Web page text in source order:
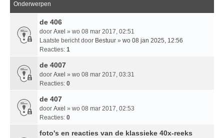
Onderwerpen
de 406
door Axel » wo 08 mar 2017, 02:51
Laatste bericht door Bestuur » wo 08 jan 2025, 12:56
Reacties: 1
de 4007
door Axel » wo 08 mar 2017, 03:31
Reacties: 0
de 407
door Axel » wo 08 mar 2017, 02:53
Reacties: 0
foto's en reacties van de klassieke 40x-reeks